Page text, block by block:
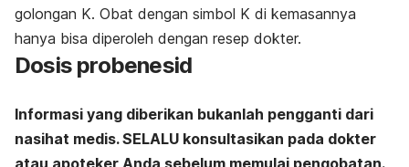
golongan K. Obat dengan simbol K di kemasannya
hanya bisa diperoleh dengan resep dokter.
Dosis probenesid
Informasi yang diberikan bukanlah pengganti dari
nasihat medis. SELALU konsultasikan pada dokter